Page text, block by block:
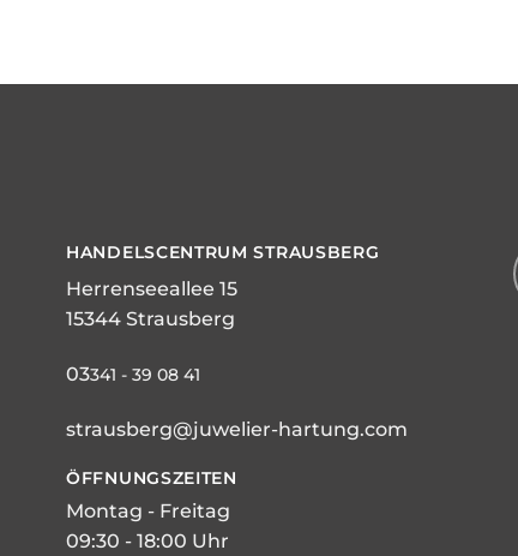
HANDELSCENTRUM STRAUSBERG
Herrenseeallee 15
15344 Strausberg
03341 - 39 08 41
strausberg@juwelier-hartung.com
ÖFFNUNGSZEITEN
Montag - Freitag
09:30 - 18:00 Uhr